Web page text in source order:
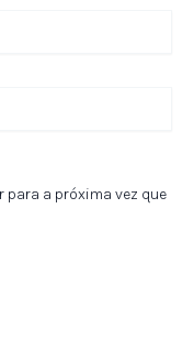
para a próxima vez que